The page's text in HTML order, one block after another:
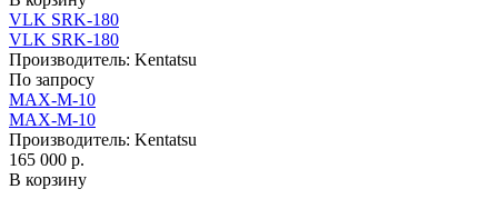
VLK SRK-180
VLK SRK-180
Производитель: Kentatsu
По запросу
MAX-M-10
MAX-M-10
Производитель: Kentatsu
165 000 р.
В корзину